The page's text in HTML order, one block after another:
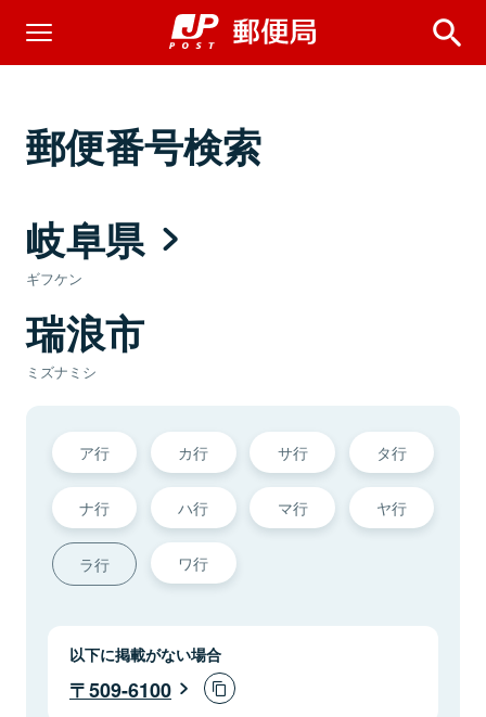
郵便番号検索
岐阜県
ギフケン
瑞浪市
ミズナミシ
ア行 カ行 サ行 タ行
ナ行 ハ行 マ行 ヤ行
ラ行 ワ行
以下に掲載がない場合
509-6100